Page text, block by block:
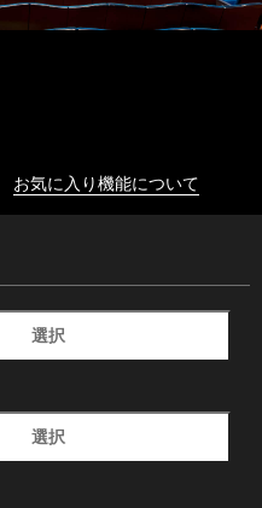
お気に入り機能について
選択
選択